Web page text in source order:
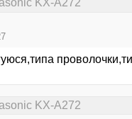
KX-A272
KX-A272